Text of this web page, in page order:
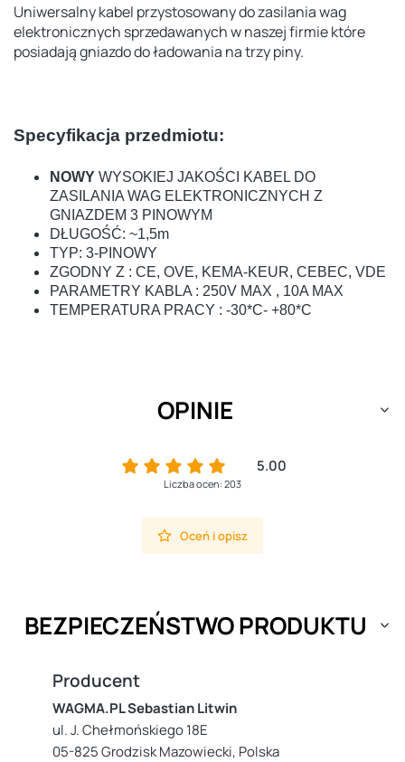
Uniwersalny kabel przystosowany do zasilania wag
elektronicznych sprzedawanych w naszej firmie które
posiadają gniazdo do ładowania na trzy piny.
Specyfikacja przedmiotu:
NOWY WYSOKIEJ JAKOŚCI KABEL DO
ZASILANIA WAG ELEKTRONICZNYCH Z
GNIAZDEM 3 PINOWYM
DŁUGOŚĆ: ~1,5m
TYP: 3-PINOWY
ZGODNY Z : CE, OVE, KEMA-KEUR, CEBEC, VDE
PARAMETRY KABLA : 250V MAX , 10A MAX
TEMPERATURA PRACY : -30*C- +80*C
OPINIE
5.00
Liczba ocen: 203
Oceń i opisz
BEZPIECZEŃSTWO PRODUKTU
Producent
WAGMA.PL Sebastian Litwin
ul. J. Chełmońskiego 18E
05-825 Grodzisk Mazowiecki, Polska